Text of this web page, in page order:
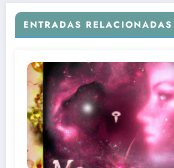
ENTRADAS RELACIONADAS